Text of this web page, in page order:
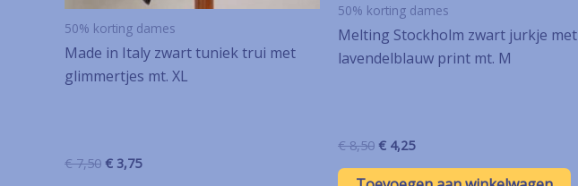
50% korting dames
Made in Italy zwart tuniek trui met
glimmertjes mt. XL
€7,50 Oorspronkelijke
€ 3,75Huidige
50% korting dames
Melting Stockholm zwart jurkje met
lavendelblauw print mt. M
€8,50 Oorspronkelijke
was:
€ 4,25Huidige
is: